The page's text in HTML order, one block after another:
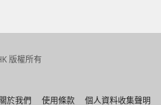
版權所有
關於我們 使用條款 個人資料收集聲明